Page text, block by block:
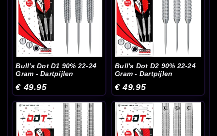
Bull's Dot D1 90% 22-24
Gram - Dartpijlen
€ 49.95
Bull's Dot D2 90% 22-24
Gram - Dartpijlen
€ 49.95